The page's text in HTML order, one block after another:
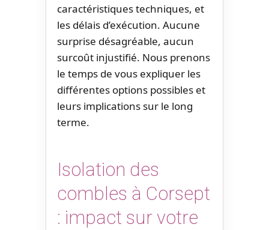
caractéristiques techniques, et
les délais d’exécution. Aucune
surprise désagréable, aucun
surcoût injustifié. Nous prenons
le temps de vous expliquer les
différentes options possibles et
leurs implications sur le long
terme.
Isolation des
combles à Corsept
: impact sur votre